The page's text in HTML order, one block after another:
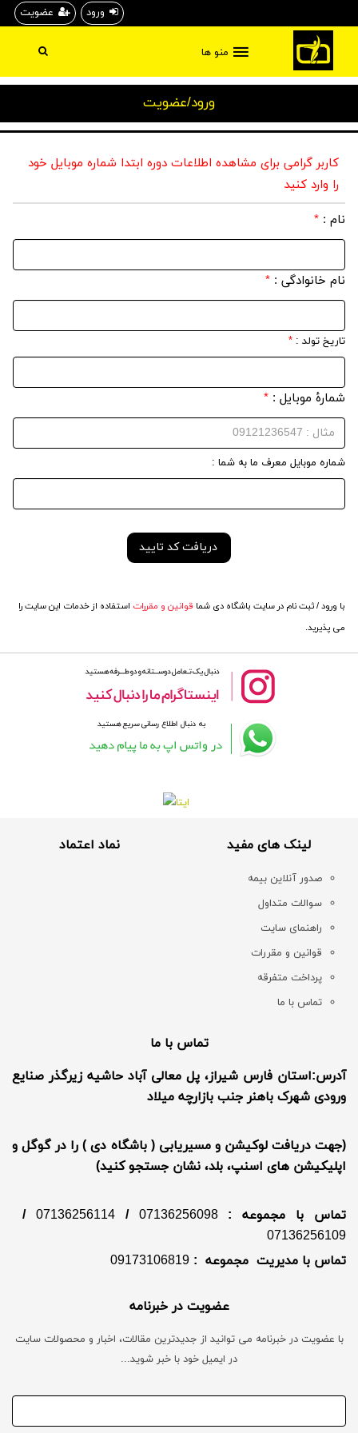
عضویت ورود
منو ها
ورود/عضویت
کاربر گرامی برای مشاهده اطلاعات دوره ابتدا شماره موبایل خود
را وارد کنید
نام : *
نام خانوادگی : *
تاریخ تولد : *
شمارهٔ موبایل : *
شماره موبایل معرف ما به شما :
با ورود / ثبت نام در سایت باشگاه دی شما قوانین و مقررات استفاده از خدمات این سایت را
می پذیرید.
نماد اعتماد لینک های مفید
صدور آنلاین بیمه
سوالات متداول
راهنمای سایت
قوانین و مقررات
پرداخت متفرقه
تماس با ما
تماس با ما
آدرس:استان فارس شیراز، پل معالی آباد حاشیه زیرگذر صنایع
ورودی شهرک باهنر جنب بازارچه میلاد
(جهت دریافت لوکیشن و مسیریابی ( باشگاه دی ) را در گوگل و
اپلیکیشن های اسنپ، بلد، نشان جستجو کنید)
تماس با مجموعه :07136256098
/
07136256114
/
07136256109
تماس با مدیریت مجموعه : 09173106819
عضویت در خبرنامه
با عضویت در خبرنامه می توانید از جدیدترین مقالات، اخبار و محصولات سایت
در ایمیل خود با خبر شوید...